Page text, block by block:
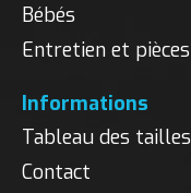
Bébés
Entretien et pièces
Informations
Tableau des tailles
Contact